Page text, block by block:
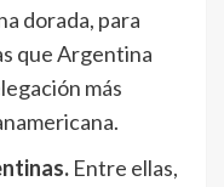
dorada, para
que Argentina
más
Entre ellas,